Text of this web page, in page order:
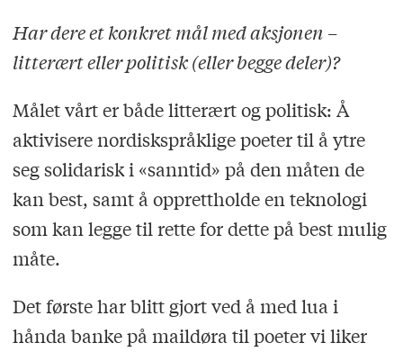
Har dere et konkret mål med aksjonen –
litterært eller politisk (eller begge deler)?
Målet vårt er både litterært og politisk: Å
aktivisere nordiskspråklige poeter til å ytre
seg solidarisk i «sanntid» på den måten de
kan best, samt å opprettholde en teknologi
som kan legge til rette for dette på best mulig
måte.
Det første har blitt gjort ved å med lua i
hånda banke på maildøra til poeter vi liker